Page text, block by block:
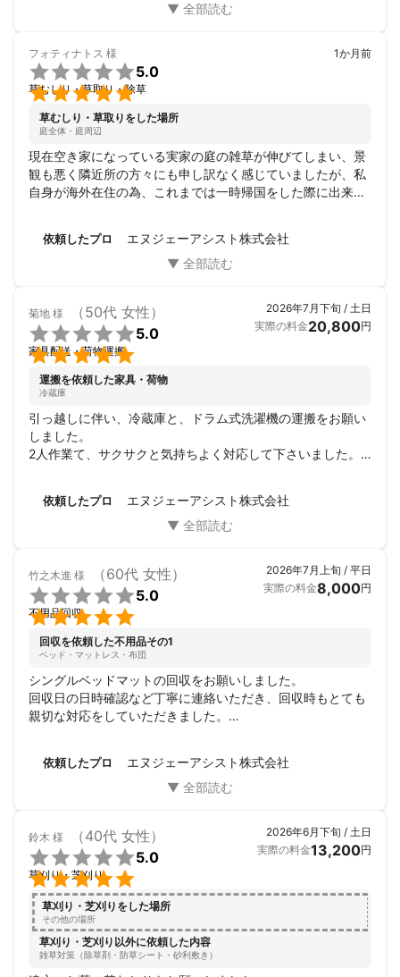
また何かあったらお願いしたいと思いました！この度はあり
フォティナトス 様


5.0
草むしり・草取り・除草
1か月前
草むしり・草取りをした場所
庭全体・庭周辺
現在空き家になっている実家の庭の雑草が伸びてしまい、景
観も悪く隣近所の方々にも申し訳なく感じていましたが、私
自身が海外在住の為、これまでは一時帰国をした際に出来る
ストさんにお願いしました。依頼をする際に、現地に出向い
ていただき見積もりをしてくださったのはとてもありがたか
迅速かつ丁寧で誠意ある対応をしていただきました。
お仕事を終了した後にビフォア&アフターの画像を何枚か送
っていただいた時には荒れ放題だった庭がとてもすっきりと
見違えて思わず歓声をあげてしまいました。エヌジェーアシ
ストさんにお願いして大正解でした。今後も何かの折には依
依頼したプロ エヌジェーアシスト株式会社
菊地 様 （50代 女性）


5.0
家具配送・荷物運搬
2026年7月下旬 / 土日
実際の料金20,800円
運搬を依頼した家具・荷物
冷蔵庫
引っ越しに伴い、冷蔵庫と、ドラム式洗濯機の運搬をお願い
しました。
2人作業て、サクサクと気持ちよく対応して下さいました。
依頼したプロ エヌジェーアシスト株式会社
竹之木進 様 （60代 女性）


5.0
不用品回収
2026年7月上旬 / 平日
実際の料金8,000円
回収を依頼した不用品その1
ベッド・マットレス・布団
シングルベッドマットの回収をお願いしました。
回収日の日時確認など丁寧に連絡いただき、回収時もとても
親切な対応をしていただきました。
依頼したプロ エヌジェーアシスト株式会社
鈴木 様 （40代 女性）


5.0
草刈り・芝刈り
2026年6月下旬 / 土日
実際の料金13,200円
草刈り・芝刈りをした場所
その他の場所
草刈り・芝刈り以外に依頼した内容
雑草対策（除草剤・防草シート・砂利敷き）